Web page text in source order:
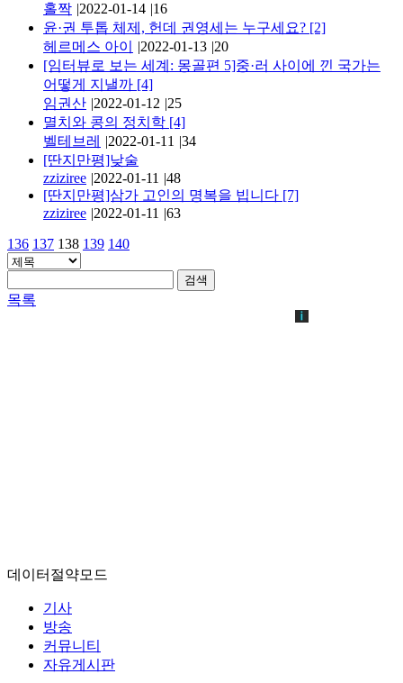
홀짝 |2022-01-14 |16
윤·권 투톱 체제, 헌데 권영세는 누구세요? [2]
헤르메스 아이
|2022-01-13 |20
[임터뷰로 보는 세계: 몽골편 5]중·러 사이에 낀 국가는
어떻게 지낼까 [4]
임권산 |2022-01-12 |25
멸치와 콩의 정치학 [4]
벨테브레
|2022-01-11 |34
[딴지만평]낮술
zziziree |2022-01-11 |48
[딴지만평]삼가 고인의 명복을 빕니다 [7]
zziziree |2022-01-11 |63
136 137 138 139 140
검색
목록
데이터절약모드
기사
방송
커뮤니티
자유게시판